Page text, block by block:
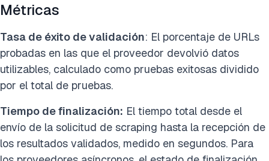
Métricas
Tasa de éxito de validación: El porcentaje de URLs
probadas en las que el proveedor devolvió datos
utilizables, calculado como pruebas exitosas dividido
por el total de pruebas.
Tiempo de finalización: El tiempo total desde el
envío de la solicitud de scraping hasta la recepción de
los resultados validados, medido en segundos. Para